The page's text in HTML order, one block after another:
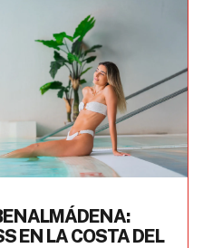
EN LA COSTA DEL